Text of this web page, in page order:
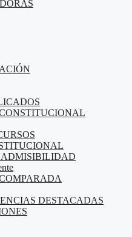
DESTACADAS